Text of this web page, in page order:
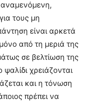
αναμενόμενη,
τους μη
είναι αρκετά
από τη μεριά της
σε βελτίωση της
χρειάζονται
και η τόνωση
πρέπει να